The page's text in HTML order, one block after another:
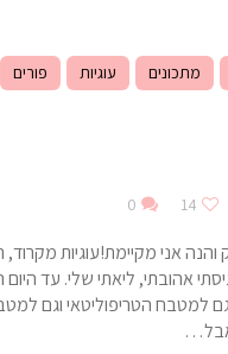
מתכונים עוגיות פורים
14
0
אני מקיימת!עוגיות
אהובתי, ליאתי שלי. עד
גם למטבח הטריפוליטאי וגם